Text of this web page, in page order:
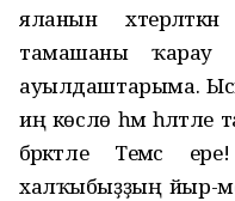
яланын
тамашаны ҡарау
ауылдаштарыма.
иң көслө һәм
бәрәкәтле Темәс
халҡыбыҙҙың йыр-